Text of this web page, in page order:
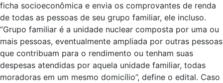
ficha socioeconômica e envia os comprovantes de renda
de todas as pessoas de seu grupo familiar, ele incluso.
“Grupo familiar é a unidade nuclear composta por uma ou
mais pessoas, eventualmente ampliada por outras pessoas
que contribuam para o rendimento ou tenham suas
despesas atendidas por aquela unidade familiar, todas
moradoras em um mesmo domicílio”, define o edital. Caso